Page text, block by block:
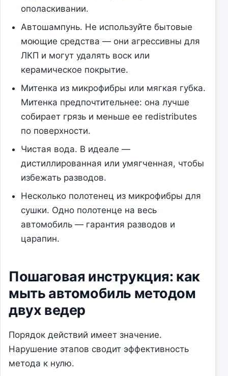
ополаскивании.
Автошампунь. Не используйте бытовые
моющие средства — они агрессивны для
ЛКП и могут удалять воск или
керамическое покрытие.
Митенка из микрофибры или мягкая губка.
Митенка предпочтительнее: она лучше
собирает грязь и меньше ее redistributes
по поверхности.
Чистая вода. В идеале —
дистиллированная или умягченная, чтобы
избежать разводов.
Несколько полотенец из микрофибры для
сушки. Одно полотенце на весь
автомобиль — гарантия разводов и
царапин.
Пошаговая инструкция: как
мыть автомобиль методом
двух ведер
Порядок действий имеет значение.
Нарушение этапов сводит эффективность
метода к нулю.